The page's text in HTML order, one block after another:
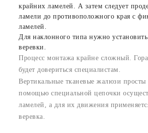
крайних ламелей. А затем следует
ламели до противоположного края с
ламелей.
Для наклонного типа нужно
веревки.
Процесс монтажа крайне сложный.
будет довериться специалистам.
Вертикальные тканевые жалюзи
помощью специальной цепочки
ламелей, а для их движения
веревка.